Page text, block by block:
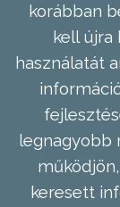
korábban
kell újra
használatát
legnagyobb
keresett